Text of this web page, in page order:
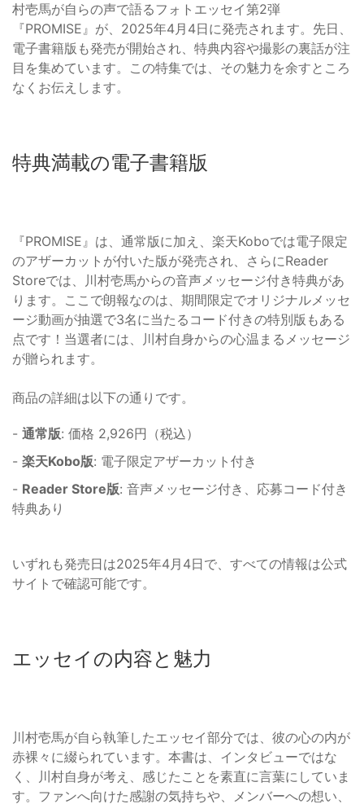
村壱馬が自らの声で語るフォトエッセイ第2弾
『PROMISE』が、2025年4月4日に発売されます。先日、
電子書籍版も発売が開始され、特典内容や撮影の裏話が注
目を集めています。この特集では、その魅力を余すところ
なくお伝えします。
特典満載の電子書籍版
『PROMISE』は、通常版に加え、楽天Koboでは電子限定
のアザーカットが付いた版が発売され、さらにReader
Storeでは、川村壱馬からの音声メッセージ付き特典があ
ります。ここで朗報なのは、期間限定でオリジナルメッセ
ージ動画が抽選で3名に当たるコード付きの特別版もある
点です！当選者には、川村自身からの心温まるメッセージ
が贈られます。
商品の詳細は以下の通りです。
- 通常版: 価格 2,926円（税込）
- 楽天Kobo版: 電子限定アザーカット付き
- Reader Store版: 音声メッセージ付き、応募コード付き
特典あり
いずれも発売日は2025年4月4日で、すべての情報は公式
サイトで確認可能です。
エッセイの内容と魅力
川村壱馬が自ら執筆したエッセイ部分では、彼の心の内が
赤裸々に綴られています。本書は、インタビューではな
く、川村自身が考え、感じたことを素直に言葉にしていま
す。ファンへ向けた感謝の気持ちや、メンバーへの想い、